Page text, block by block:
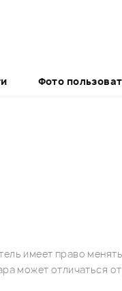
Фото
имеет право
может отличаться